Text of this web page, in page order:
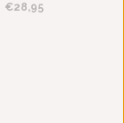
€28,95